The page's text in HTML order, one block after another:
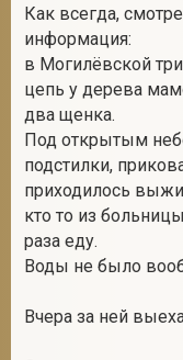
Как всегда,
информация:
в Могилёвской
цепь у дерева
два щенка.
Под открытым
подстилки,
приходилось
кто то из
раза еду.
Воды не было
Вчера за ней